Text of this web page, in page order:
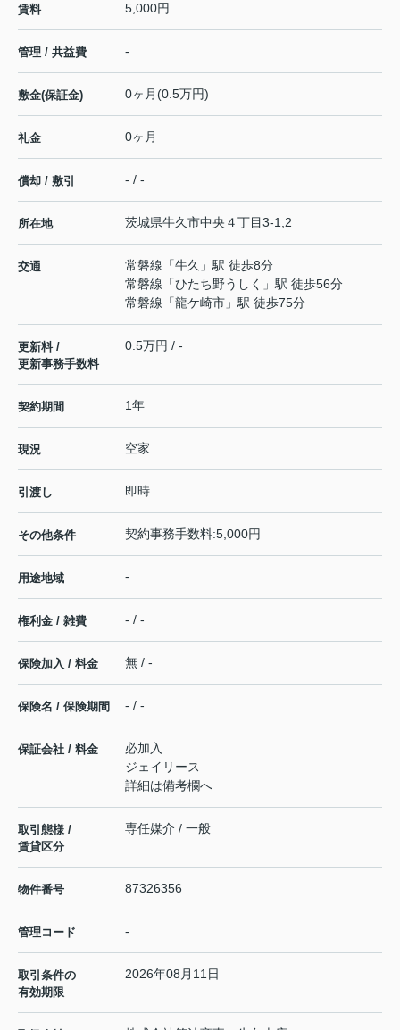
賃料 5,000円
管理 / 共益費 -
敷金(保証金) 0ヶ月(0.5万円)
礼金 0ヶ月
償却 / 敷引 - / -
所在地 茨城県牛久市中央 ４丁目3-1,2
交通 常磐線 「牛久 」駅 徒歩8分
常磐線 「ひたち野うしく
」駅 徒歩56分
常磐線 「龍ケ崎市 」駅 徒歩75分
更新料 /
更新事務手数料
0.5万円 / -
契約期間 1年
現況 空家
引渡し 即時
その他条件 契約事務手数料:5,000円
用途地域 -
権利金 / 雑費 - / -
保険加入 / 料金 無 / -
保険名 / 保険期間 - / -
保証会社 / 料金
必加入
ジェイリース
詳細は備考欄へ
取引態様 /
賃貸区分
専任媒介 / 一般
物件番号 87326356
管理コード -
取引条件の
有効期限
2026年08月11日